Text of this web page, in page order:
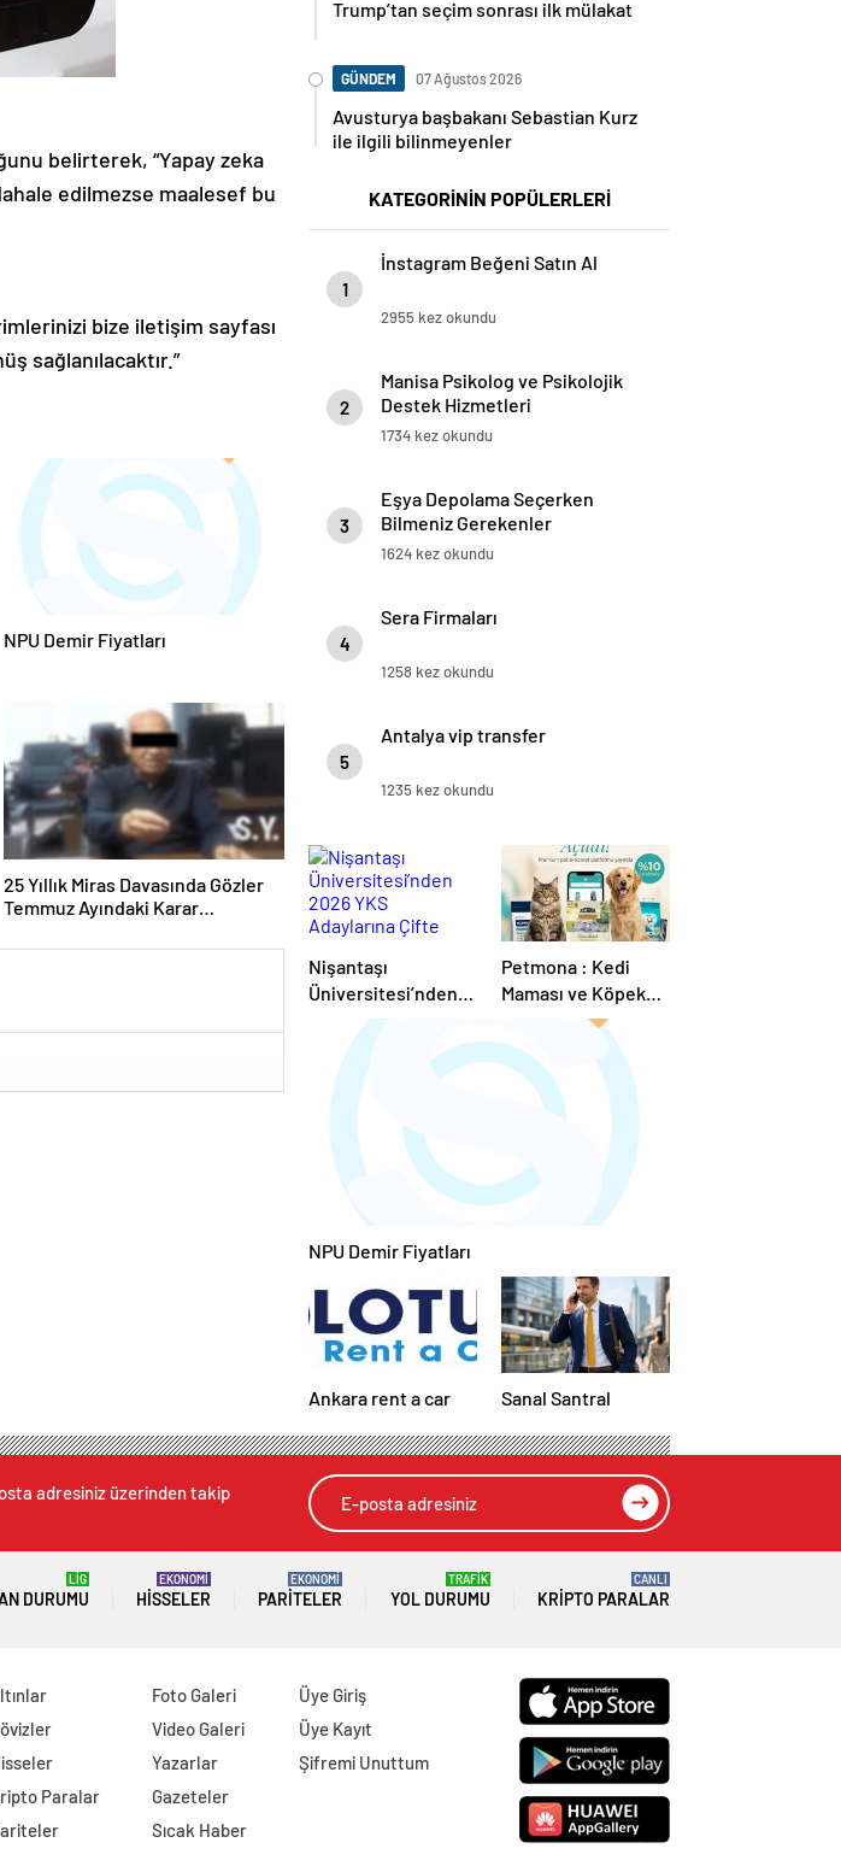
belirterek, “Yapay zeka
edilmezse maalesef bu
bize iletişim sayfası
sağlanılacaktır.”
NPU Demir Fiyatları
25 Yıllık Miras Davasında Gözler
Temmuz Ayındaki Karar
Trump’tan seçim sonrası ilk mülakat
GÜNDEM 07 Ağustos 2026
Avusturya başbakanı Sebastian Kurz
ile ilgili bilinmeyenler
KATEGORİNİN POPÜLERLERİ
1
İnstagram Beğeni Satın Al
2955 kez okundu
2
Manisa Psikolog ve Psikolojik
Destek Hizmetleri
1734 kez okundu
3
Eşya Depolama Seçerken
Bilmeniz Gerekenler
1624 kez okundu
4
Sera Firmaları
1258 kez okundu
5
Antalya vip transfer
1235 kez okundu
Nişantaşı
Üniversitesi’nden
2026 YKS
Adaylarına Çifte
Güvence: Sabit
Ücret ve Kesintisiz
Petmona : Kedi
Maması ve Köpek
Maması İle Tüm
Evcil Hayvan
Ürünleri
NPU Demir Fiyatları
Ankara rent a car Sanal Santral
adresiniz üzerinden takip
DURUMU
LİG
HISSELER
EKONOMİ
PARITELER
EKONOMİ
YOL DURUMU
TRAFİK
KRIPTO PARALAR
CANLI
Paralar
Foto Galeri
Video Galeri
Yazarlar
Gazeteler
Sıcak Haber
Üye Giriş
Üye Kayıt
Şifremi Unuttum